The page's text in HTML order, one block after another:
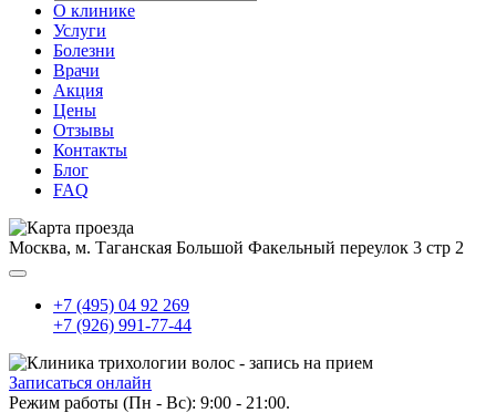
О клинике
Услуги
Болезни
Врачи
Акция
Цены
Отзывы
Контакты
Блог
FAQ
Москва, м. Таганская Большой Факельный переулок 3 стр 2
+7 (495) 04 92 269
+7 (926) 991-77-44
Записаться онлайн
Режим работы (Пн - Вс): 9:00 - 21:00.